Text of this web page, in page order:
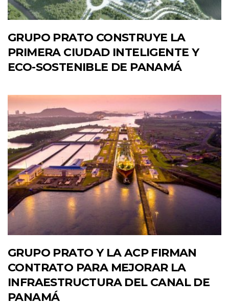
GRUPO PRATO CONSTRUYE LA
PRIMERA CIUDAD INTELIGENTE Y
ECO-SOSTENIBLE DE PANAMÁ
GRUPO PRATO Y LA ACP FIRMAN
CONTRATO PARA MEJORAR LA
INFRAESTRUCTURA DEL CANAL DE
PANAMÁ